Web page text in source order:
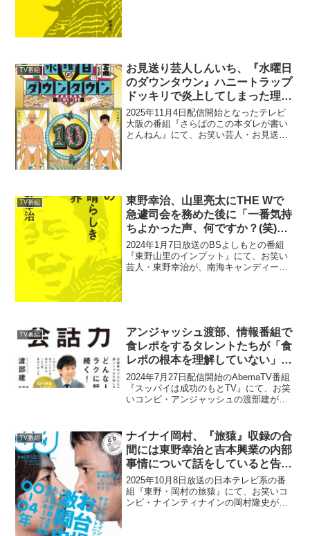
TV番組
お見送り芸人しんいち、『水曜日
のダウンタウン』ハニートラップ
ドッキリで炎上してしまった理由
「むちゃくちゃ嫌われて…」
2025年11月4日配信開始となったテレビ
大阪の番組『さらばのこの本ダレが書い
とんねん』にて、お笑い芸人・お見送り
TV番組
東野幸治、山里亮太にTHE Wで
急遽司会を務めた後に「一番気持
ちよかった声、何ですか？(笑)」
と質問
2024年1月7日放送のBSよしもとの番組
『東野山里のインプット』にて、お笑い
芸人・東野幸治が、南海キャンディー
TV番組
アンジャッシュ渡部、情報番組で
食レポをするタレントたちが「食
レポの根本を理解していない」と
思う理由
2024年7月27日配信開始のAbemaTV番組
『スッパイは成功のもとTV』にて、お笑
いコンビ・アンジャッシュの渡部建が、
う理由について語っていた。東野幸治：
食レポあっ...
TV番組
ナイナイ岡村、『旅猿』収録の合
間には東野幸治と吉本興業の内部
事情について話をしていると告白
「これ、合ってますか？」
2025年10月8日放送の日本テレビ系の番
組『東野・岡村の旅猿』にて、お笑いコ
ンビ・ナインティナインの岡村隆史が、